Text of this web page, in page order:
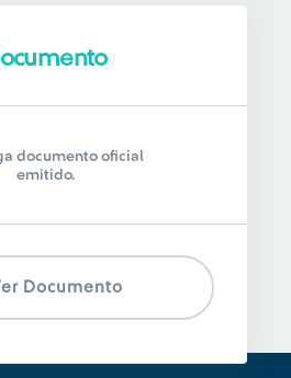
documento oficial
emitido.
Documento